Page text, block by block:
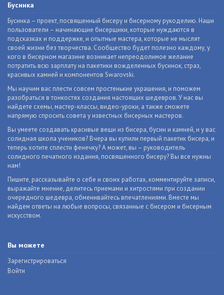
Бусинка
Бусинка – проект, посвященный бисеру и бисерному рукоделию. Наши
пользователи – начинающие бисерщики, которые нуждаются в
подсказках и поддержке, и опытные мастера, которые не мыслят
своей жизни без творчества. Сообщество будет полезно каждому, у
кого в бисерном магазине возникает непреодолимое желание
потратить всю зарплату на пакетики вожделенных бусинок, страз,
красивых камней и компонентов Swarovski.
Мы научим вас плести совсем простенькие украшения, и поможем
разобраться в тонкостях создания настоящих шедевров. У нас вы
найдете схемы, мастер-классы, видео-уроки, а также сможете
напрямую спросить совета у известных бисерных мастеров.
Вы умеете создавать красивые вещи из бисера, бусин и камней, и у вас
солидная школа учеников? Вчера вы купили первый пакетик бисера, и
теперь хотите сплести фенечку? А может, вы – руководитель
солидного печатного издания, посвященного бисеру? Вы все нужны
нам!
Пишите, рассказывайте о себе и своих работах, комментируйте записи,
выражайте мнение, делитесь приемами и хитростями при создании
очередного шедевра, обменивайтесь впечатлениями. Вместе мы
найдем ответы на любые вопросы, связанные с бисером и бисерным
искусством.
Вы можете
Зарегистрироваться
Войти